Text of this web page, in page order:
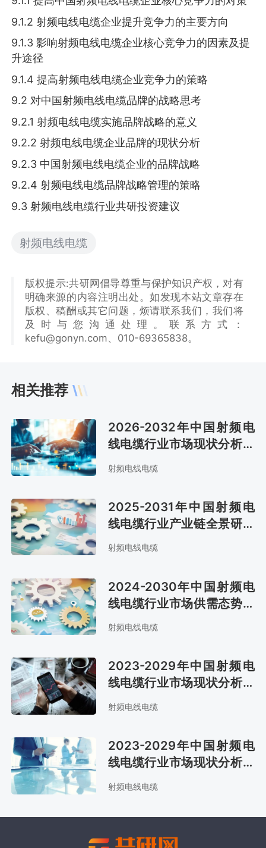
9.1.2 射频电线电缆企业提升竞争力的主要方向
9.1.3 影响射频电线电缆企业核心竞争力的因素及提
升途径
9.1.4 提高射频电线电缆企业竞争力的策略
9.2 对中国射频电线电缆品牌的战略思考
9.2.1 射频电线电缆实施品牌战略的意义
9.2.2 射频电线电缆企业品牌的现状分析
9.2.3 中国射频电线电缆企业的品牌战略
9.2.4 射频电线电缆品牌战略管理的策略
9.3 射频电线电缆行业共研投资建议
射频电线电缆
版权提示:共研网倡导尊重与保护知识产权，对有
明确来源的内容注明出处。如发现本站文章存在
版权、稿酬或其它问题，烦请联系我们，我们将
及时与您沟通处理。联系方式：
kefu@gonyn.com、010-69365838。
相关推荐
2026-2032年中国射频电
线电缆行业市场现状分析及
市场趋势预测报告
射频电线电缆
2025-2031年中国射频电
线电缆行业产业链全景研究
及市场前景评估报告
射频电线电缆
2024-2030年中国射频电
线电缆行业市场供需态势及
市场趋势预测报告
射频电线电缆
2023-2029年中国射频电
线电缆行业市场现状分析及
市场趋势预测报告
射频电线电缆
2023-2029年中国射频电
线电缆行业市场现状分析及
市场前景评估报告
射频电线电缆